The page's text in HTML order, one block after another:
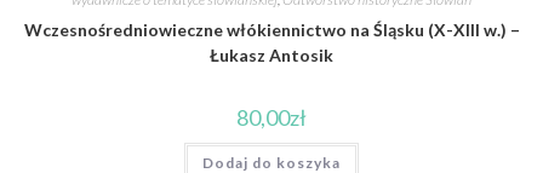
Wczesnośredniowieczne włókiennictwo na Śląsku (X-XIII w.) –
Łukasz Antosik
80,00zł
Dodaj do koszyka